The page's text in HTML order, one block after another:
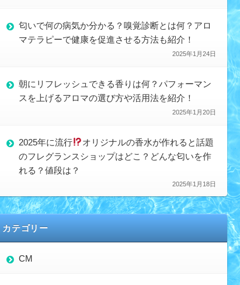
匂いで何の病気か分かる？嗅覚診断とは何？アロ
マテラピーで健康を促進させる方法も紹介！
2025年1月24日
朝にリフレッシュできる香りは何？パフォーマン
スを上げるアロマの選び方や活用法を紹介！
2025年1月20日
2025年に流行
オリジナルの香水が作れると話題
のフレグランスショップはどこ？どんな匂いを作
れる？値段は？
2025年1月18日
カテゴリー
CM